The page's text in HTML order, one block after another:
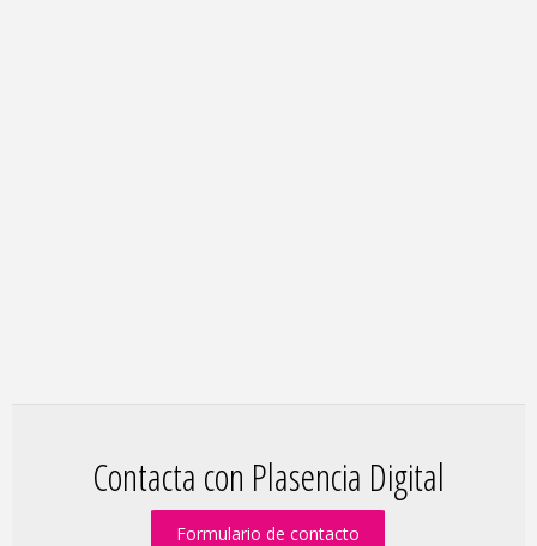
Contacta con Plasencia Digital
Formulario de contacto